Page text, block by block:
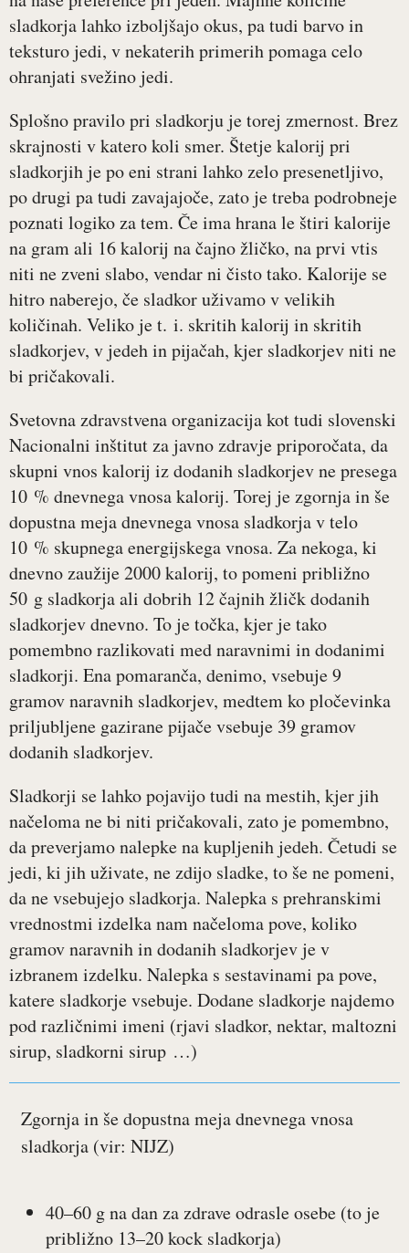
sladkorja lahko izboljšajo okus, pa tudi barvo in
teksturo jedi, v nekaterih primerih pomaga celo
ohranjati svežino jedi.
Splošno pravilo pri sladkorju je torej zmernost. Brez
skrajnosti v katero koli smer. Štetje kalorij pri
sladkorjih je po eni strani lahko zelo presenetljivo,
po drugi pa tudi zavajajoče, zato je treba podrobneje
poznati logiko za tem. Če ima hrana le štiri kalorije
na gram ali 16 kalorij na čajno žličko, na prvi vtis
niti ne zveni slabo, vendar ni čisto tako. Kalorije se
hitro naberejo, če sladkor uživamo v velikih
količinah. Veliko je t. i. skritih kalorij in skritih
sladkorjev, v jedeh in pijačah, kjer sladkorjev niti ne
bi pričakovali.
Svetovna zdravstvena organizacija kot tudi slovenski
Nacionalni inštitut za javno zdravje priporočata, da
skupni vnos kalorij iz dodanih sladkorjev ne presega
10 % dnevnega vnosa kalorij. Torej je zgornja in še
dopustna meja dnevnega vnosa sladkorja v telo
10 % skupnega energijskega vnosa. Za nekoga, ki
dnevno zaužije 2000 kalorij, to pomeni približno
50 g sladkorja ali dobrih 12 čajnih žličk dodanih
sladkorjev dnevno. To je točka, kjer je tako
pomembno razlikovati med naravnimi in dodanimi
sladkorji. Ena pomaranča, denimo, vsebuje 9
gramov naravnih sladkorjev, medtem ko pločevinka
priljubljene gazirane pijače vsebuje 39 gramov
dodanih sladkorjev.
Sladkorji se lahko pojavijo tudi na mestih, kjer jih
načeloma ne bi niti pričakovali, zato je pomembno,
da preverjamo nalepke na kupljenih jedeh. Četudi se
jedi, ki jih uživate, ne zdijo sladke, to še ne pomeni,
da ne vsebujejo sladkorja. Nalepka s prehranskimi
vrednostmi izdelka nam načeloma pove, koliko
gramov naravnih in dodanih sladkorjev je v
izbranem izdelku. Nalepka s sestavinami pa pove,
katere sladkorje vsebuje. Dodane sladkorje najdemo
pod različnimi imeni (rjavi sladkor, nektar, maltozni
sirup, sladkorni sirup …)
Zgornja in še dopustna meja dnevnega vnosa
sladkorja (vir: NIJZ)
40–60 g na dan za zdrave odrasle osebe (to je
približno 13–20 kock sladkorja)